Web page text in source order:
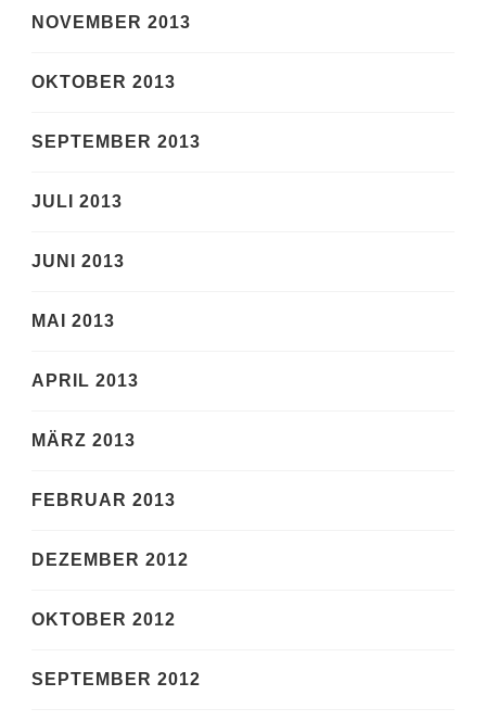
NOVEMBER 2013
OKTOBER 2013
SEPTEMBER 2013
JULI 2013
JUNI 2013
MAI 2013
APRIL 2013
MÄRZ 2013
FEBRUAR 2013
DEZEMBER 2012
OKTOBER 2012
SEPTEMBER 2012